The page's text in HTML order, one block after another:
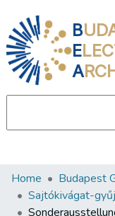
B
E
A
Communities &
All of DSpace
Home Budapest
Sajtókivágat-